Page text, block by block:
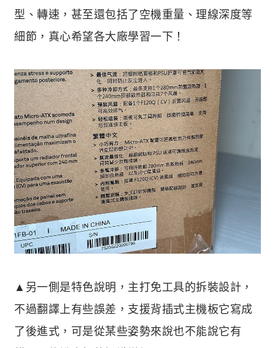
型、轉速，甚至還包括了空機重量、理線深度等
細節，真心希望各大廠學習一下！
▲另一側是特色說明，主打免工具的拆裝設計，
不過翻譯上有些誤差，支援背插式主機板它寫成
了後進式，可是從某些姿勢來說也不能說它有